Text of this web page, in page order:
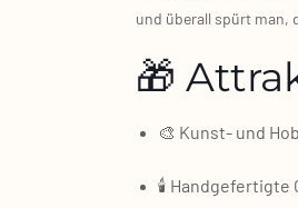
und über­all spürt man,
🎁
🎨 Kunst‑ und
🕯️ Hand­ge­fer­tig­te